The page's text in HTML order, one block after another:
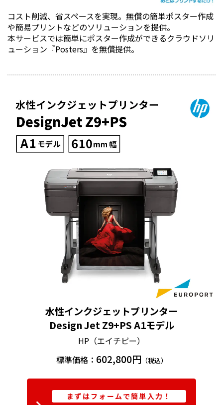
コスト削減、省スペースを実現。無償の簡単ポスター作成
や簡易プリントなどのソリューションを提供。
本サービスでは簡単にポスター作成ができるクラウドソリ
ューション『Posters』を無償提供。
水性インクジェットプリンター
Design Jet Z9+PS A1モデル
HP（エイチピー）
標準価格： 602,800円 （税込）
まずはフォームで簡単入力！